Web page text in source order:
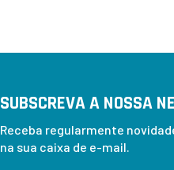
SUBSCREVA A NOSSA
Receba regularmente
na sua caixa de e-mail.